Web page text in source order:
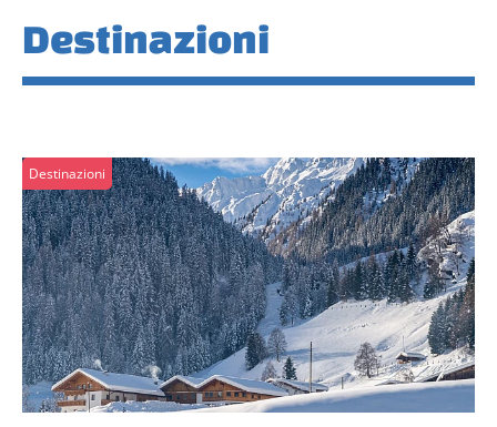
Destinazioni
Destinazioni